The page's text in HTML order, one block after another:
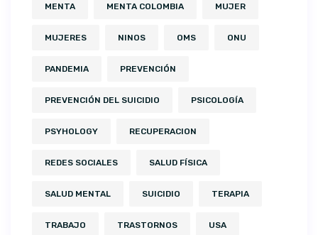
MENTA MENTA COLOMBIA MUJER
MUJERES NINOS OMS ONU
PANDEMIA PREVENCIÓN
PREVENCIÓN DEL SUICIDIO PSICOLOGÍA
PSYHOLOGY RECUPERACION
REDES SOCIALES SALUD FÍSICA
SALUD MENTAL SUICIDIO TERAPIA
TRABAJO TRASTORNOS USA